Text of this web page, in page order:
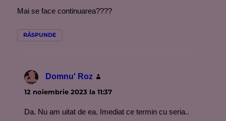
Mai se face continuarea????
RĂSPUNDE
Domnu' Roz
12 noiembrie 2023 la 11:37
Da. Nu am uitat de ea. Imediat ce termin cu seria..